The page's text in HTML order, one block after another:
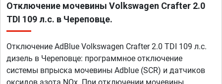
Отключение мочевины Volkswagen Crafter 2.0
TDI 109 л.с. в Череповце.
Отключение AdBlue Volkswagen Crafter 2.0 TDI 109 л.с.
дизель в Череповце: программное отключение
системы впрыска мочевины Adblue (SCR) и датчиков